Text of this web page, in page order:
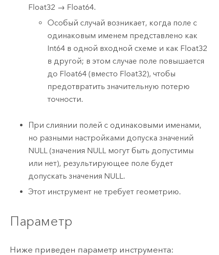
Float32 → Float64.
Особый случай возникает, когда поле с
одинаковым именем представлено как
Int64 в одной входной схеме и как Float32
в другой; в этом случае поле повышается
до Float64 (вместо Float32), чтобы
предотвратить значительную потерю
точности.
При слиянии полей с одинаковыми именами,
но разными настройками допуска значений
NULL (значения NULL могут быть допустимы
или нет), результирующее поле будет
допускать значения NULL.
Этот инструмент не требует геометрию.
Параметр
Ниже приведен параметр инструмента: